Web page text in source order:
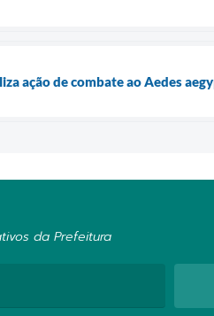
ação de combate ao Aedes
da Prefeitura